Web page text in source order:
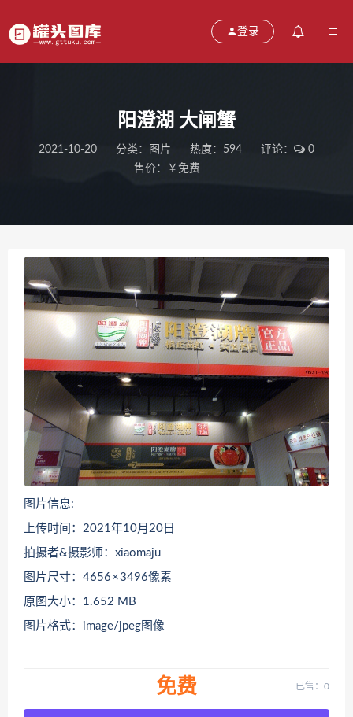
登录
阳澄湖 大闸蟹
2021-10-20 分类： 图片 热度：594 评论：
0
售价：￥免费
图片信息:
上传时间：2021年10月20日
拍摄者&摄影师：xiaomaju
图片尺寸：4656 × 3496像素
原图大小：1.652 MB
图片格式：image/jpeg图像
免费 已售：0